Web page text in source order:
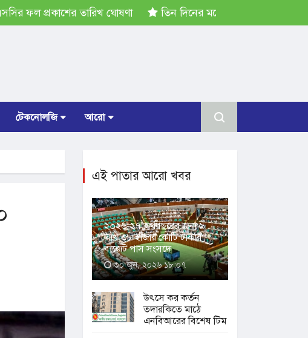
ফল প্রকাশের তারিখ ঘোষণা তিন দিনের মধ্যে গ্যাস সরবরাহ
টেকনোলজি আরো
এই পাতার আরো খবর
২০২৬-২৭ অর্থবছরের জন্য ৯
লাখ ৩৮ হাজার কোটি টাকার
বাজেট পাস সংসদে
৩০ জুন, ২০২৬ ১৮:০৭
উৎসে কর কর্তন
তদারকিতে মাঠে
এনবিআরের বিশেষ টিম